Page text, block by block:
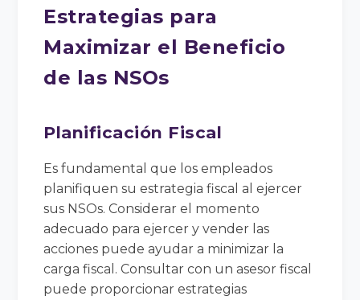
Estrategias para
Maximizar el Beneficio
de las NSOs
Planificación Fiscal
Es fundamental que los empleados
planifiquen su estrategia fiscal al ejercer
sus NSOs. Considerar el momento
adecuado para ejercer y vender las
acciones puede ayudar a minimizar la
carga fiscal. Consultar con un asesor fiscal
puede proporcionar estrategias